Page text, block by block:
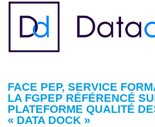
FACE PEP, SERVICE
LA FGPEP RÉFÉRENCÉ
PLATEFORME QUALITÉ
« DATA DOCK »